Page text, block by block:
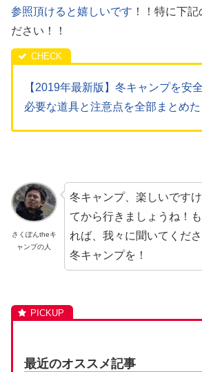
参照頂けると嬉しいです ！！特に下
ださい！！
【2019年最新版】冬キャンプを安
必要な道具と注意点を全部まとめた
さくぽんtheキ
ャンプの人
冬キャンプ、楽しいです
てから行きましょうね！
れば、我々に聞いてくだ
冬キャンプを！
最近のオススメ記事